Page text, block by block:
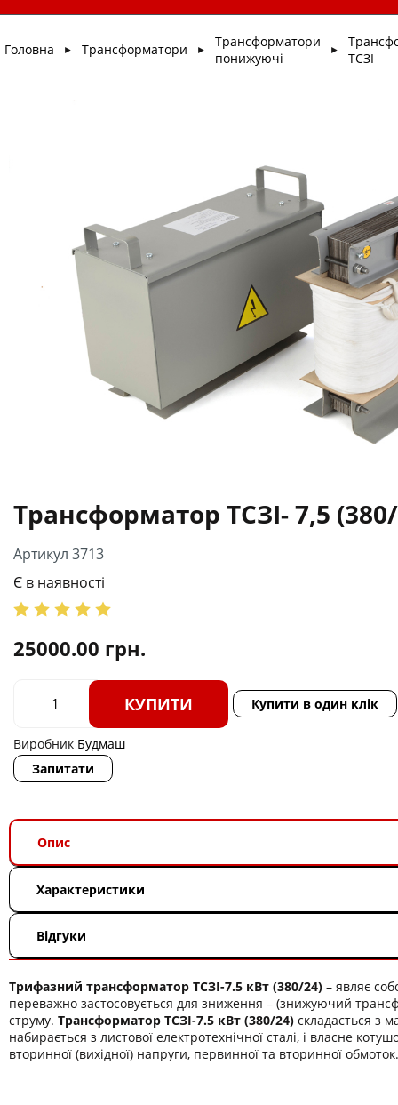
Головна ► Трансформатори ►
Трансформатори
понижуючі
►
ТСЗІ
Трансформатор ТСЗІ- 7,5
Артикул 3713
Є в наявності
25000.00 грн.
КУПИТИ Купити в один клік
Виробник Будмаш
Запитати
Опис
Характеристики
Відгуки
Трифазний трансформатор ТСЗІ-7.5 кВт (380/24) – являє
переважно застосовується для зниження – (знижуючий
струму. Трансформатор ТСЗІ-7.5 кВт (380/24) складається з
набирається з листової електротехнічної сталі, і власне
вторинної (вихідної) напруги, первинної та вторинної обмоток.